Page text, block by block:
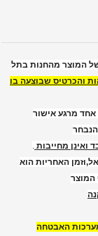
המוצר מהחנות בתל
והכרטיס שבוצעה בו
מרגע אישור
מחייבות .
האחריות הוא
המוצר
האבטחה